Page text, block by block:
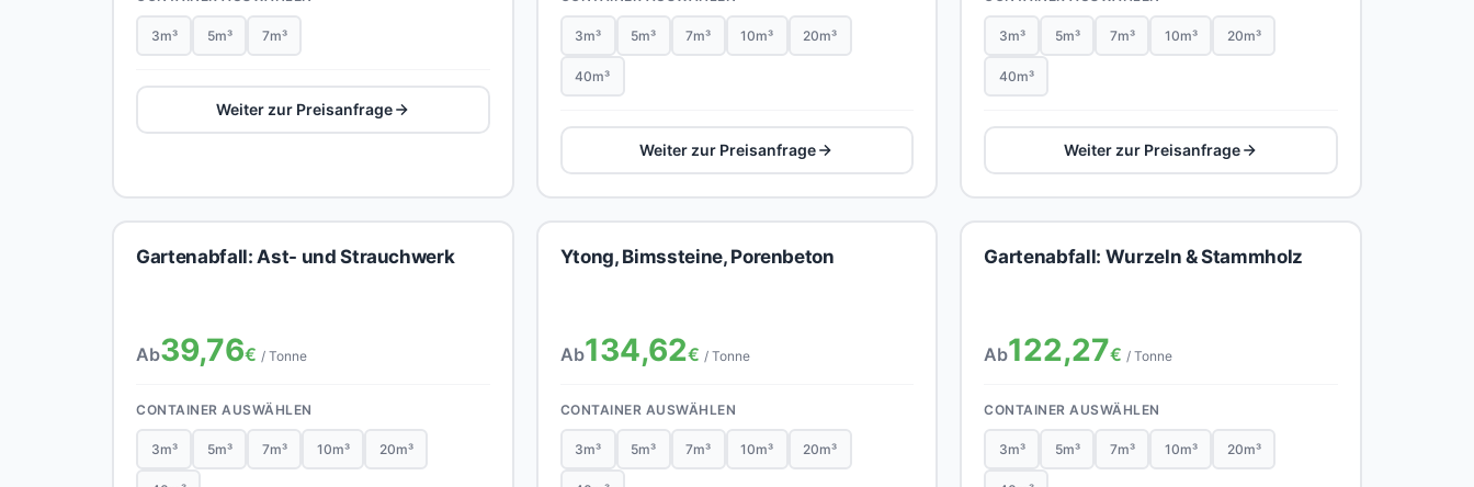
3m³ 5m³ 7m³
Weiter zur Preisanfrage
3m³ 5m³ 7m³ 10m³ 20m³
40m³
Weiter zur Preisanfrage
3m³ 5m³ 7m³ 10m³ 20m³
40m³
Weiter zur Preisanfrage
Gartenabfall: Ast- und Strauchwerk
Ab39,76€ / Tonne
CONTAINER AUSWÄHLEN
3m³ 5m³ 7m³ 10m³ 20m³
Ytong, Bimssteine, Porenbeton
Ab134,62€ / Tonne
CONTAINER AUSWÄHLEN
3m³ 5m³ 7m³ 10m³ 20m³
Gartenabfall: Wurzeln & Stammholz
Ab122,27€ / Tonne
CONTAINER AUSWÄHLEN
3m³ 5m³ 7m³ 10m³ 20m³